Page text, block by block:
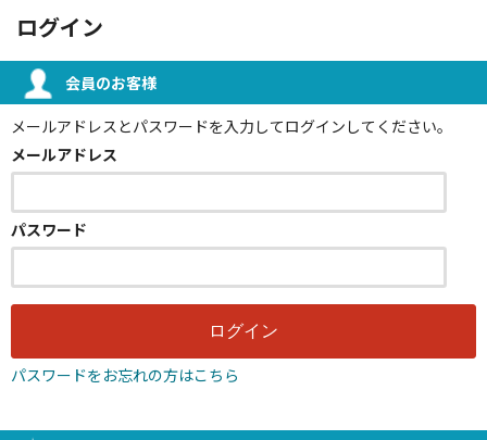
ログイン
会員のお客様
メールアドレスとパスワードを入力してログインしてください。
メールアドレス
パスワード
パスワードをお忘れの方はこちら